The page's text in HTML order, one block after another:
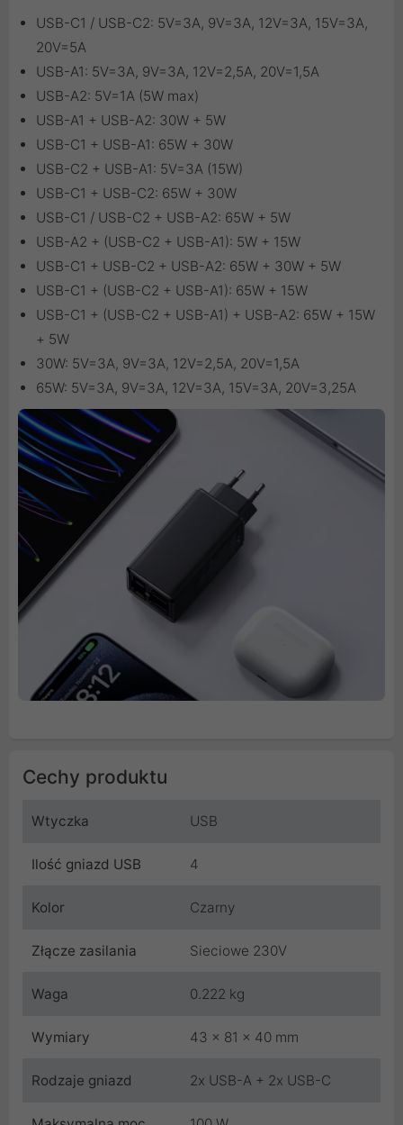
USB-C1 / USB-C2: 5V=3A, 9V=3A, 12V=3A, 15V=3A,
20V=5A
USB-A1: 5V=3A, 9V=3A, 12V=2,5A, 20V=1,5A
USB-A2: 5V=1A (5W max)
USB-A1 + USB-A2: 30W + 5W
USB-C1 + USB-A1: 65W + 30W
USB-C2 + USB-A1: 5V=3A (15W)
USB-C1 + USB-C2: 65W + 30W
USB-C1 / USB-C2 + USB-A2: 65W + 5W
USB-A2 + (USB-C2 + USB-A1): 5W + 15W
USB-C1 + USB-C2 + USB-A2: 65W + 30W + 5W
USB-C1 + (USB-C2 + USB-A1): 65W + 15W
USB-C1 + (USB-C2 + USB-A1) + USB-A2: 65W + 15W
+ 5W
30W: 5V=3A, 9V=3A, 12V=2,5A, 20V=1,5A
65W: 5V=3A, 9V=3A, 12V=3A, 15V=3A, 20V=3,25A
Cechy produktu
Wtyczka USB
Ilość gniazd USB 4
Kolor Czarny
Złącze zasilania Sieciowe 230V
Waga 0.222 kg
Wymiary 43 x 81 x 40 mm
Rodzaje gniazd 2x USB-A + 2x USB-C